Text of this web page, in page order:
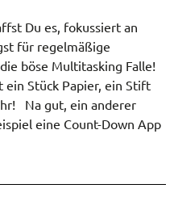
Du es, fokussiert an
für regelmäßige
böse Multitasking Falle!
ein Stück Papier, ein Stift
Na gut, ein anderer
eine Count-Down App